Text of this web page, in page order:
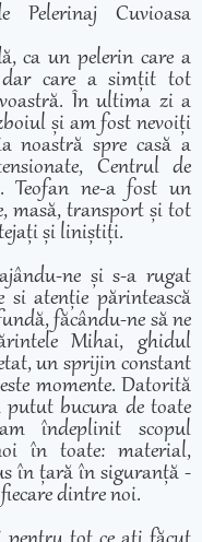
Cuvioasa
ca un pelerin care a
dar care a simțit tot
În ultima zi a
și am fost nevoiți
noastră spre casă a
Centrul de
Teofan ne-a fost un
masă, transport și tot
și liniștiți.
ne și s-a rugat
si atenție părintească
făcându-ne să ne
Mihai, ghidul
un sprijin constant
momente. Datorită
bucura de toate
îndeplinit scopul
în toate: material,
în țară în siguranță -
dintre noi.